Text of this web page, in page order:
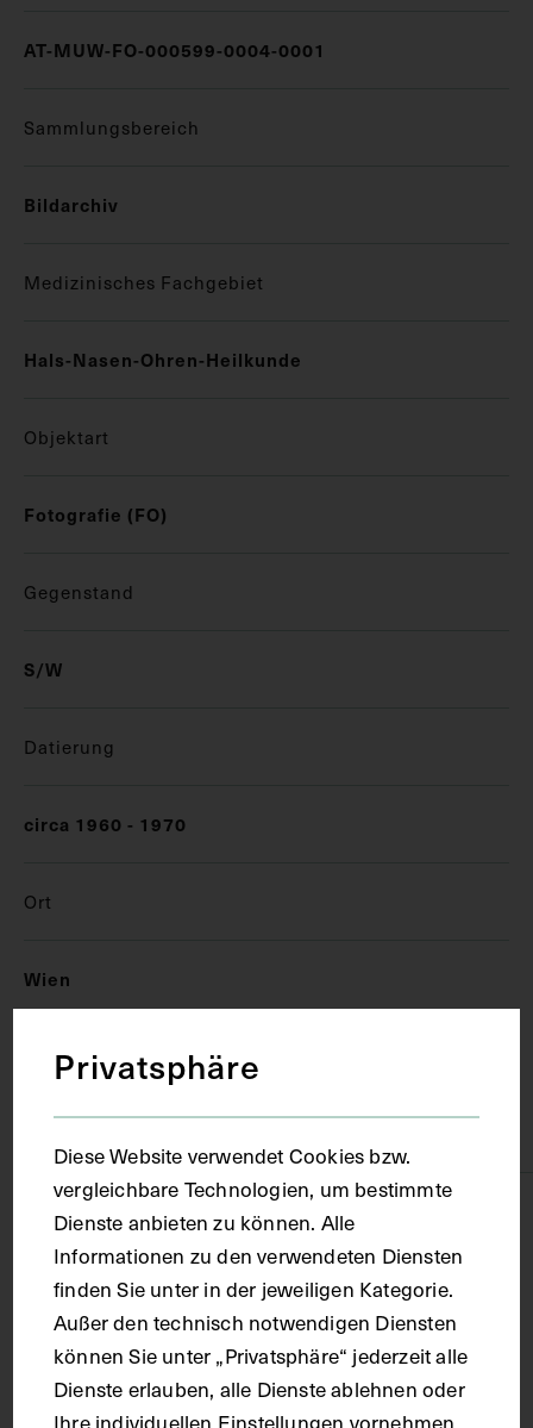
AT-MUW-FO-000599-0004-0001
Sammlungsbereich
Bildarchiv
Medizinisches Fachgebiet
Hals-Nasen-Ohren-Heilkunde
Objektart
Fotografie (FO)
Gegenstand
S/W
Datierung
circa 1960 - 1970
Ort
Wien
Material
Technik
Fotografie
Maße
Privatsphäre
Diese Website verwendet Cookies bzw.
vergleichbare Technologien, um bestimmte
Dienste anbieten zu können. Alle
Informationen zu den verwendeten Diensten
finden Sie unter in der jeweiligen Kategorie.
Außer den technisch notwendigen Diensten
können Sie unter „Privatsphäre“ jederzeit alle
Dienste erlauben, alle Dienste ablehnen oder